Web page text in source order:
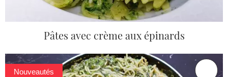
Pâtes avec crème aux épinards
Nouveautés